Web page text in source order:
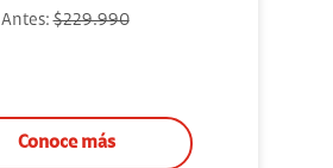
Antes:$229.990
Conoce más